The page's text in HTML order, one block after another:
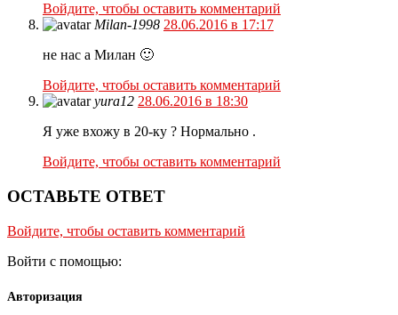
Войдите, чтобы оставить комментарий
Milan-1998 28.06.2016 в 17:17
не нас а Милан 🙂
Войдите, чтобы оставить комментарий
yura12 28.06.2016 в 18:30
Я уже вхожу в 20-ку ? Нормально .
Войдите, чтобы оставить комментарий
ОСТАВЬТЕ ОТВЕТ
Войдите, чтобы оставить комментарий
Войти с помощью:
Авторизация